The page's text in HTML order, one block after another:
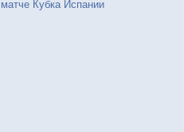
матче Кубка Испании